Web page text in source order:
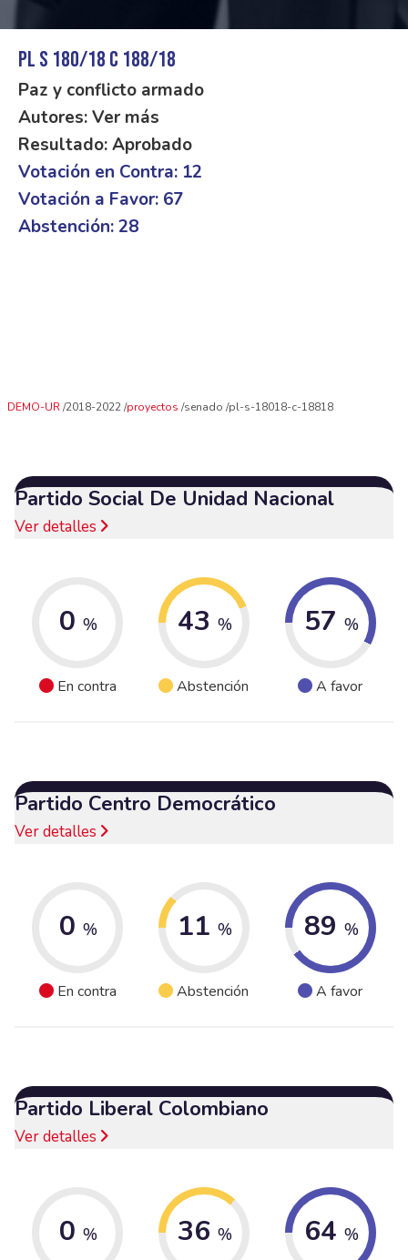
PL S 180/18 C 188/18
Paz y conflicto armado
Autores: Ver más
Resultado: Aprobado
Votación en Contra: 12
Votación a Favor: 67
Abstención: 28
DEMO-UR 2018-2022 proyectos senado pl-s-18018-c-18818
Partido Social De Unidad Nacional
Ver detalles
0 %
En contra
43 %
Abstención
57 %
A favor
Partido Centro Democrático
Ver detalles
0 %
En contra
11 %
Abstención
89 %
A favor
Partido Liberal Colombiano
Ver detalles
0 % 36 % 64 %